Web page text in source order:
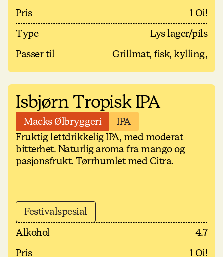
Pris
1 Oi!
Type
Lys lager/pils
Passer til
Grillmat, fisk, kylling,
Isbjørn Tropisk IPA
Macks Ølbryggeri
IPA
Fruktig lettdrikkelig IPA, med moderat
bitterhet. Naturlig aroma fra mango og
pasjonsfrukt. Tørrhumlet med Citra.
Festivalspesial
Alkohol
4.7
Pris
1 Oi!